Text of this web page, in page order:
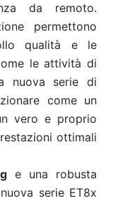
da remoto.
permettono
qualità e le
le attività di
nuova serie di
come un
vero e proprio
ottimali
e una robusta
serie ET8x